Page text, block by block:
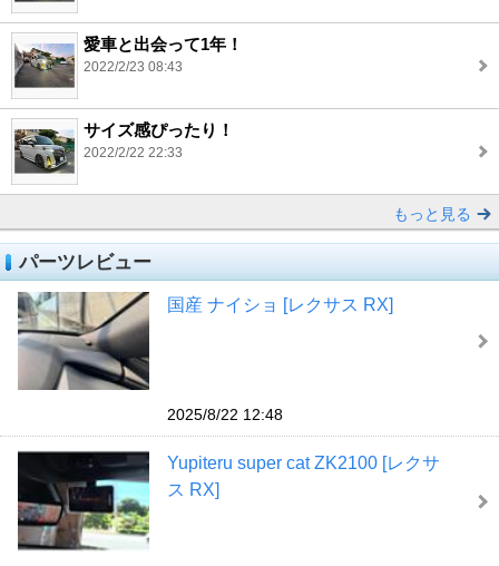
愛車と出会って1年！
2022/2/23 08:43
サイズ感ぴったり！
2022/2/22 22:33
もっと見る
パーツレビュー
国産 ナイショ [レクサス RX]
2025/8/22 12:48
Yupiteru super cat ZK2100 [レクサ
ス RX]